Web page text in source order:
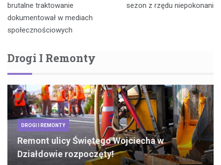
brutalne traktowanie
dokumentował w mediach
społecznościowych
sezon z rzędu niepokonani
Drogi I Remonty
DROGI I REMONTY
Remont ulicy Świętego Wojciecha w
Działdowie rozpoczęty!